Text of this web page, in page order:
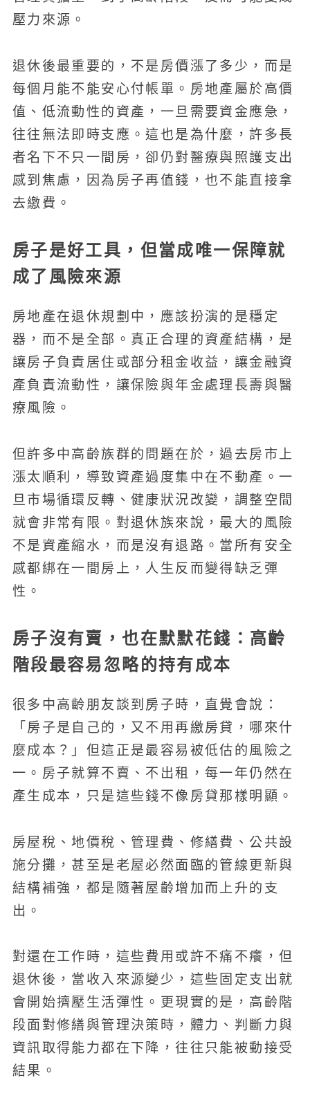
壓力來源。
退休後最重要的，不是房價漲了多少，而是
每個月能不能安心付帳單。房地產屬於高價
值、低流動性的資產，一旦需要資金應急，
往往無法即時支應。這也是為什麼，許多長
者名下不只一間房，卻仍對醫療與照護支出
感到焦慮，因為房子再值錢，也不能直接拿
去繳費。
房子是好工具，但當成唯一保障就
成了風險來源
房地產在退休規劃中，應該扮演的是穩定
器，而不是全部。真正合理的資產結構，是
讓房子負責居住或部分租金收益，讓金融資
產負責流動性，讓保險與年金處理長壽與醫
療風險。
但許多中高齡族群的問題在於，過去房市上
漲太順利，導致資產過度集中在不動產。一
旦市場循環反轉、健康狀況改變，調整空間
就會非常有限。對退休族來說，最大的風險
不是資產縮水，而是沒有退路。當所有安全
感都綁在一間房上，人生反而變得缺乏彈
性。
房子沒有賣，也在默默花錢：高齡
階段最容易忽略的持有成本
很多中高齡朋友談到房子時，直覺會說：
「房子是自己的，又不用再繳房貸，哪來什
麼成本？」但這正是最容易被低估的風險之
一。房子就算不賣、不出租，每一年仍然在
產生成本，只是這些錢不像房貸那樣明顯。
房屋稅、地價稅、管理費、修繕費、公共設
施分攤，甚至是老屋必然面臨的管線更新與
結構補強，都是隨著屋齡增加而上升的支
出。
對還在工作時，這些費用或許不痛不癢，但
退休後，當收入來源變少，這些固定支出就
會開始擠壓生活彈性。更現實的是，高齡階
段面對修繕與管理決策時，體力、判斷力與
資訊取得能力都在下降，往往只能被動接受
結果。